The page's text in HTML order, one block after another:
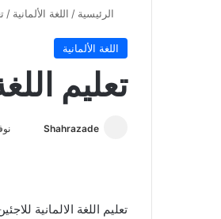
الرئيسية / اللغة الألمانية /
اللغة الألمانية
تعليم
Shahrazade
تعليم اللغة الالمانية